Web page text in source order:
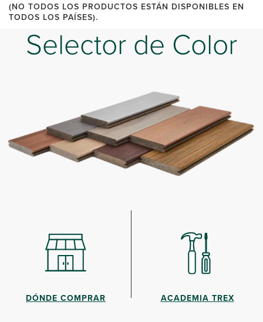
(NO TODOS LOS PRODUCTOS ESTÁN DISPONIBLES EN
TODOS LOS PAÍSES).
Selector de Color
DÓNDE COMPRAR ACADEMIA TREX